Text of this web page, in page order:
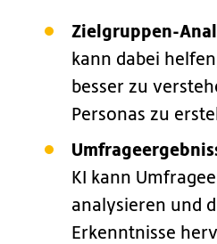
Zielgruppen-
kann dabei
besser zu
Personas zu
KI kann
analysieren und
Erkenntnisse